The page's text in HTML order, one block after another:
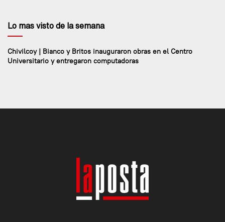
Lo mas visto de la semana
Chivilcoy | Bianco y Britos inauguraron obras en el Centro
Universitario y entregaron computadoras